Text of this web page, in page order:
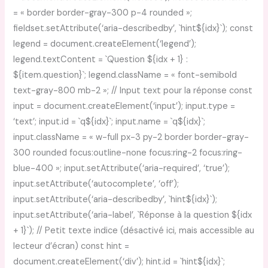
= « border border-gray-300 p-4 rounded »;
fieldset.setAttribute(‘aria-describedby’, `hint${idx}`); const
legend = document.createElement(‘legend’);
legend.textContent = `Question ${idx + 1} :
${item.question}`; legend.className = « font-semibold
text-gray-800 mb-2 »; // Input text pour la réponse const
input = document.createElement(‘input’); input.type =
‘text’; input.id = `q${idx}`; input.name = `q${idx}`;
input.className = « w-full px-3 py-2 border border-gray-
300 rounded focus:outline-none focus:ring-2 focus:ring-
blue-400 »; input.setAttribute(‘aria-required’, ‘true’);
input.setAttribute(‘autocomplete’, ‘off’);
input.setAttribute(‘aria-describedby’, `hint${idx}`);
input.setAttribute(‘aria-label’, `Réponse à la question ${idx
+ 1}`); // Petit texte indice (désactivé ici, mais accessible au
lecteur d’écran) const hint =
document.createElement(‘div’); hint.id = `hint${idx}`;